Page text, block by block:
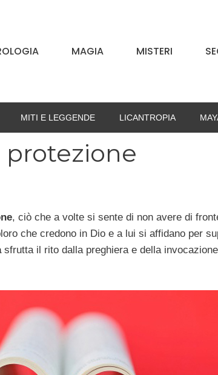
MAGIA MISTERI
MITI E LEGGENDE LICANTROPIA
protezione
, ciò che a volte si sente di non avere di
che credono in Dio e a lui si affidano per
sfrutta il rito dalla preghiera e della